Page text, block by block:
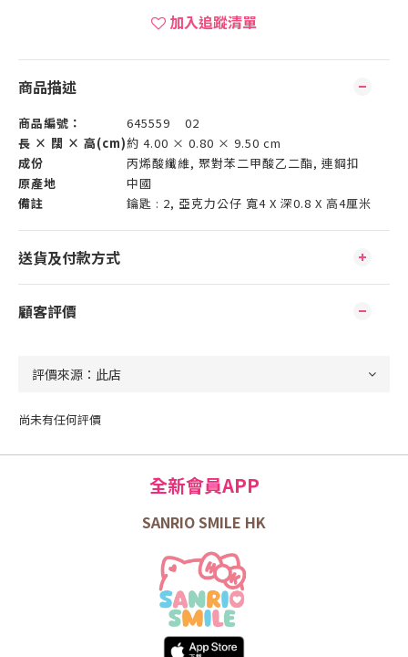
加入追蹤清單
商品描述
商品編號：
645559 02
長 × 闊 × 高(cm)約 4.00 × 0.80 × 9.50 cm
成份
丙烯酸纖維, 聚對苯二甲酸乙二酯, 連鋼扣
原產地
中國
備註
鑰匙 : 2, 亞克力公仔 寬4 X 深0.8 X 高4厘米
送貨及付款方式
顧客評價
尚未有任何評價
全新會員APP
SANRIO SMILE HK